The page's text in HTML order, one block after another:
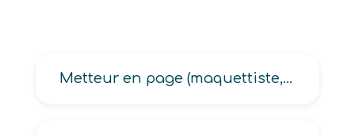
Metteur en page (maquettiste, texte-image)